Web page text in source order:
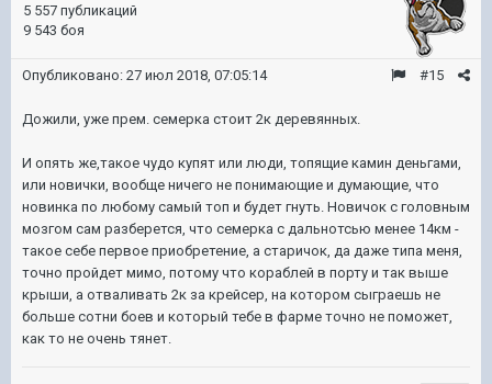
5 557 публикаций
9 543 боя
#15
Опубликовано: 27 июл 2018, 07:05:14
Дожили, уже прем. семерка стоит 2к деревянных.
И опять же,такое чудо купят или люди, топящие камин деньгами,
или новички, вообще ничего не понимающие и думающие, что
новинка по любому самый топ и будет гнуть. Новичок с головным
мозгом сам разберется, что семерка с дальнотсью менее 14км -
такое себе первое приобретение, а старичок, да даже типа меня,
точно пройдет мимо, потому что кораблей в порту и так выше
крыши, а отваливать 2к за крейсер, на котором сыграешь не
больше сотни боев и который тебе в фарме точно не поможет,
как то не очень тянет.